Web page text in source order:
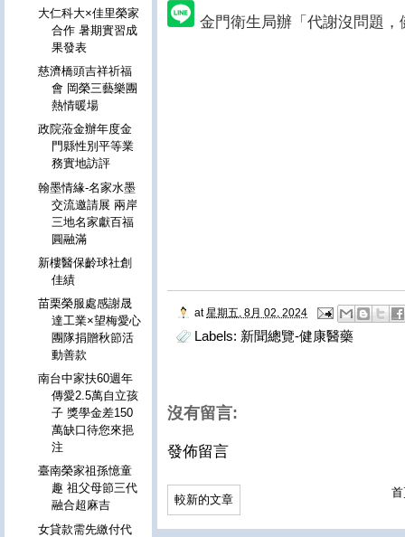
金門衛生局辦「代謝沒問題
at 星期五, 8月 02, 2024
Labels: 新聞總覽-健康醫藥
沒有留言:
發佈留言
較新的文章
大仁科大×佳里榮家
合作 暑期實習成
果發表
慈濟橋頭吉祥祈福
會 岡榮三藝樂團
熱情暖場
政院蒞金辦年度金
門縣性別平等業
務實地訪評
翰墨情緣-名家水墨
交流邀請展 兩岸
三地名家獻百福
圓融滿
新樓醫保齡球社創
佳績
苗栗榮服處感謝晟
達工業×望梅愛心
團隊捐贈秋節活
動善款
南台中家扶60週年
傳愛2.5萬自立孩
子 獎學金差150
萬缺口待您來挹
注
臺南榮家祖孫憶童
趣 祖父母節三代
融合超麻吉
女貸款需先繳付代